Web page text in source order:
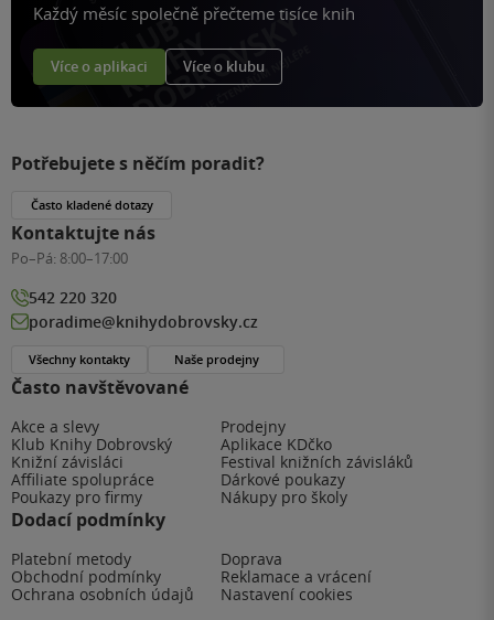
Každý měsíc společně přečteme tisíce knih
Více o aplikaci Více o klubu
Často navštěvované
Akce a slevy
Prodejny
Klub Knihy Dobrovský
Aplikace KDčko
Knižní závisláci
Festival knižních závisláků
Affiliate spolupráce
Dárkové poukazy
Poukazy pro firmy
Nákupy pro školy
Dodací podmínky
Platební metody
Doprava
Obchodní podmínky
Reklamace a vrácení
Ochrana osobních údajů
Nastavení cookies
Potřebujete s něčím poradit?
Často kladené dotazy
Kontaktujte nás
Po–Pá: 8:00–17:00
542 220 320
poradime@knihydobrovsky.cz
Všechny kontakty Naše prodejny